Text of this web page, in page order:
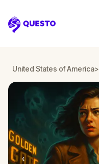
Questo
United States of America>
‹